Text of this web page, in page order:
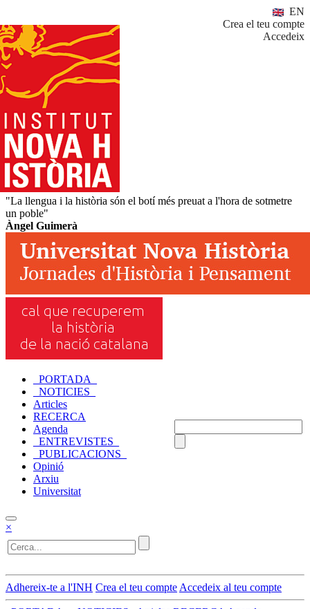
EN
Crea el teu compte
Accedeix
"La llengua i la història són el botí més preuat a l'hora de sotmetre
un poble"
Àngel Guimerà
_PORTADA_
_NOTICIES_
Articles
RECERCA
Agenda
_ENTREVISTES_
_PUBLICACIONS_
Opinió
Arxiu
Universitat
×
Adhereix-te a l'INH Crea el teu compte Accedeix al teu compte